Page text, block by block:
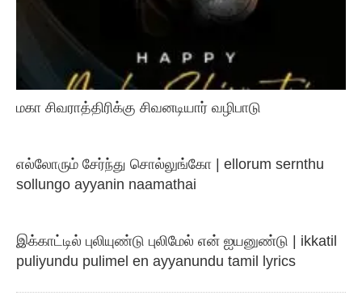
மகா சிவராத்திரிக்கு சிவனடியார் வழிபாடு
எல்லோரும் சேர்ந்து சொல்லுங்கோ | ellorum sernthu
sollungo ayyanin naamathai
இக்காட்டில் புலியுண்டு புலிமேல் என் ஐயனுண்டு | ikkatil
puliyundu pulimel en ayyanundu tamil lyrics